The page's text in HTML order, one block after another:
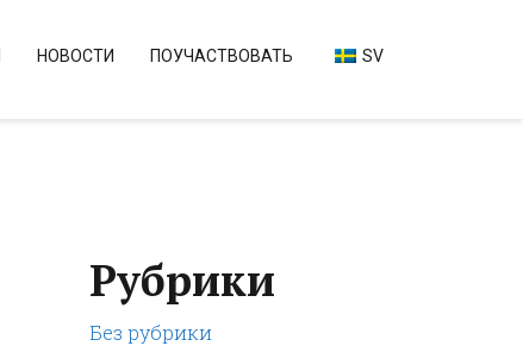
НОВОСТИ ПОУЧАСТВОВАТЬ SV
Рубрики
Без рубрики